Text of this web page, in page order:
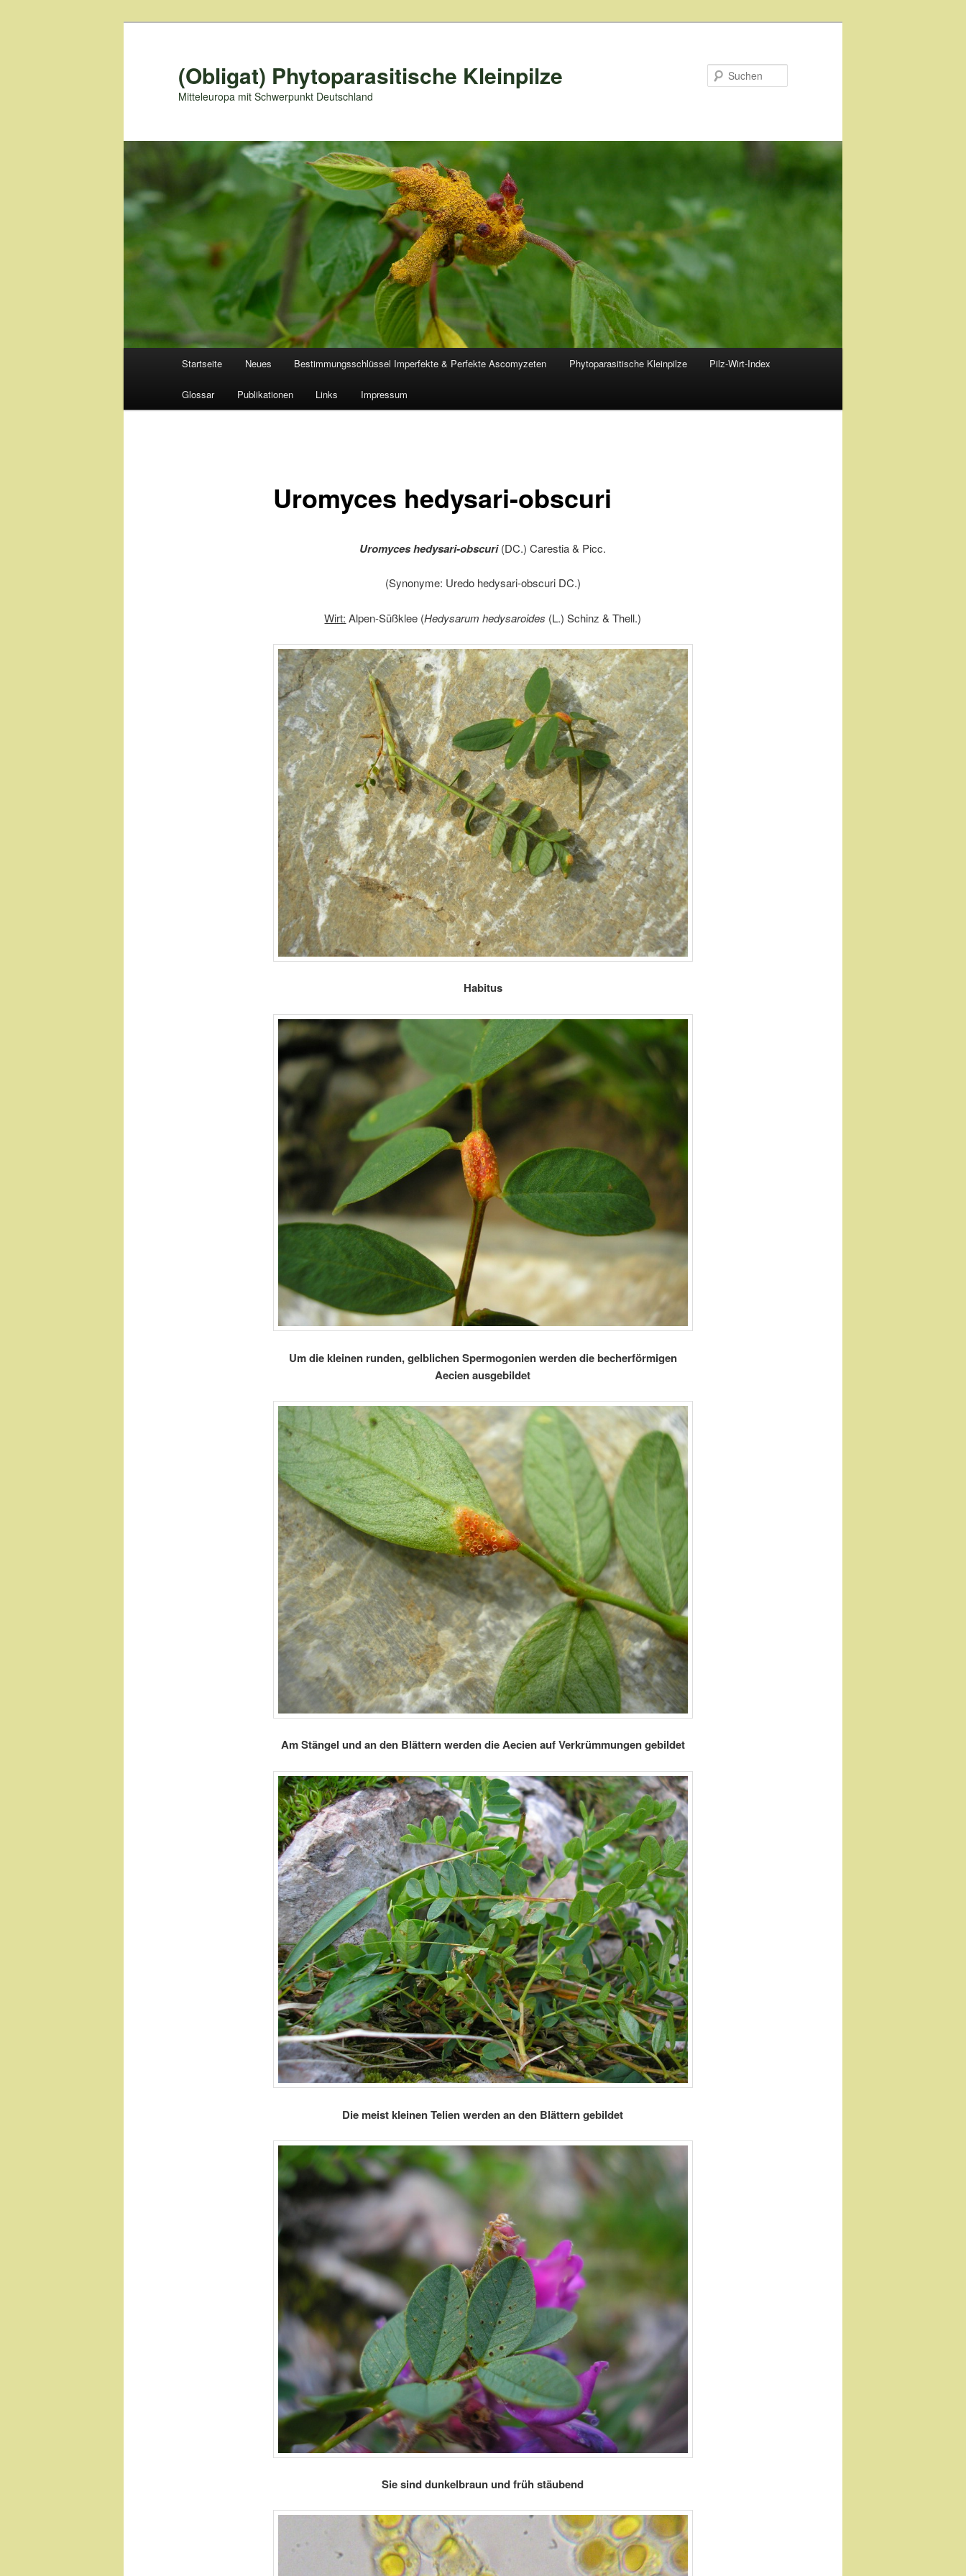
(Obligat) Phytoparasitische Kleinpilze
Mitteleuropa mit Schwerpunkt Deutschland
Startseite Neues Bestimmungsschlüssel Imperfekte & Perfekte Ascomyzeten Phytoparasitische Kleinpilze Pilz-Wirt-Index
Glossar Publikationen Links Impressum
Uromyces hedysari-obscuri
Uromyces hedysari-obscuri(DC.) Carestia & Picc.
(Synonyme: Uredo hedysari-obscuri DC.)
Wirt: Alpen-Süßklee (Hedysarum hedysaroides (L.) Schinz & Thell.)
Habitus
Um die kleinen runden, gelblichen Spermogonien werden die becherförmigen
Aecien ausgebildet
Am Stängel und an den Blättern werden die Aecien auf Verkrümmungen gebildet
Die meist kleinen Telien werden an den Blättern gebildet
Sie sind dunkelbraun und früh stäubend